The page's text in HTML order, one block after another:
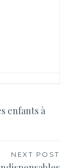
enfants à
NEXT POST